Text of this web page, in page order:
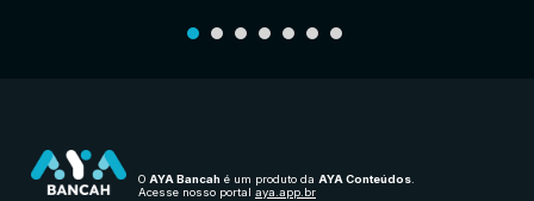
O AYA Bancah é um produto da AYA Conteúdos
Acesse nosso portal aya.app.br